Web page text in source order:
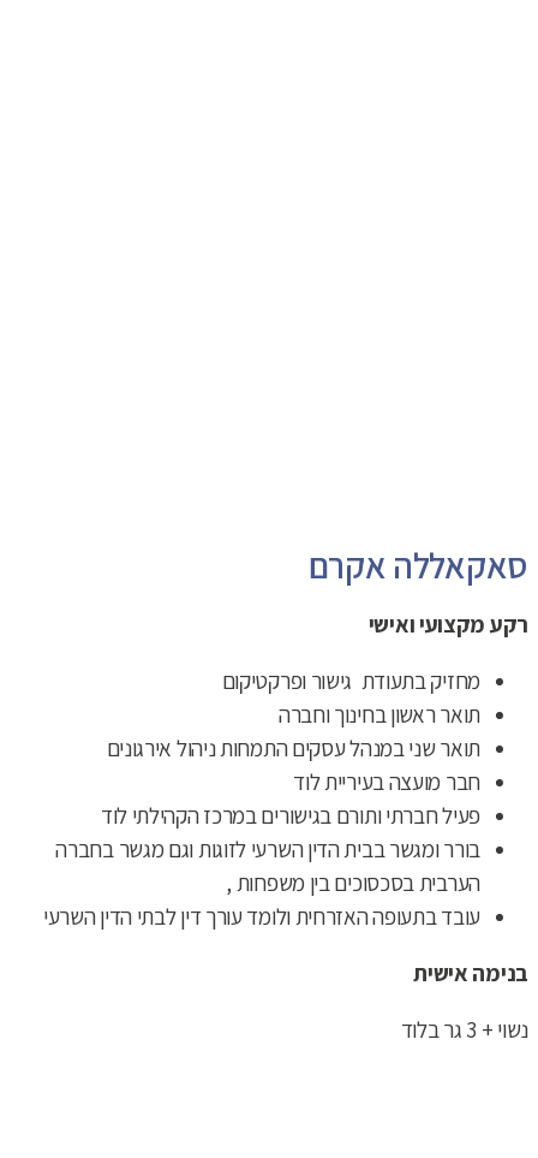
סאקאללה אקרם
רקע מקצועי ואישי
מחזיק בתעודת גישור ופרקטיקום
תואר ראשון בחינוך וחברה
תואר שני במנהל עסקים התמחות ניהול אירגונים
חבר מועצה בעיריית לוד
פעיל חברתי ותורם בגישורים במרכז הקהילתי לוד
בורר ומגשר בבית הדין השרעי לזוגות וגם מגשר בחברה
הערבית בסכסוכים בין משפחות ,
עובד בתעופה האזרחית ולומד עורך דין לבתי הדין השרעי
בנימה אישית
נשוי + 3 גר בלוד